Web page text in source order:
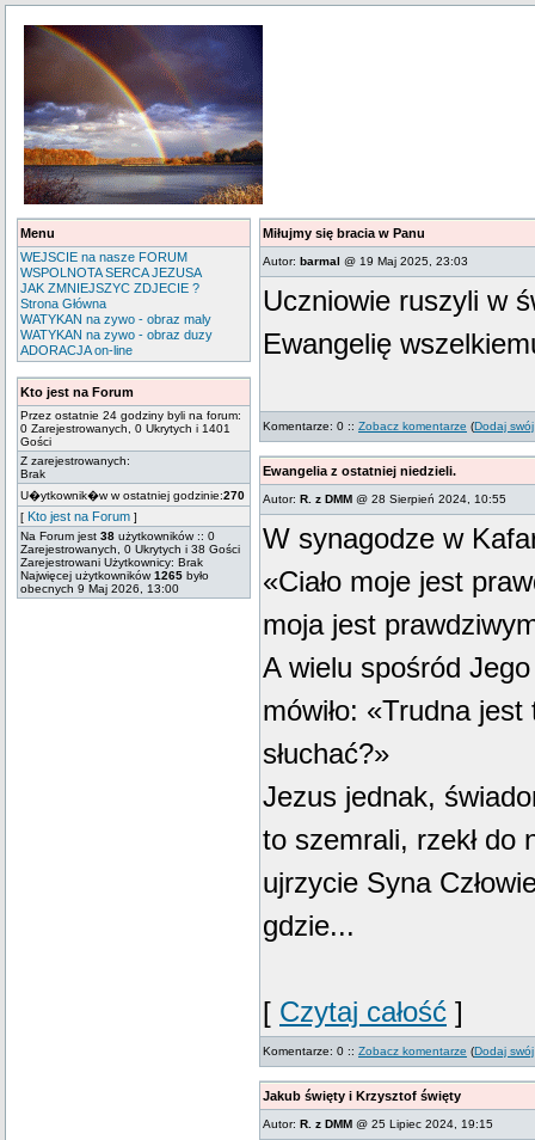
Menu
WEJSCIE na nasze FORUM
WSPOLNOTA SERCA JEZUSA
JAK ZMNIEJSZYC ZDJECIE ?
Strona Główna
WATYKAN na zywo - obraz maly
WATYKAN na zywo - obraz duzy
ADORACJA on-line
Kto jest na Forum
Przez ostatnie 24 godziny byli na forum:
0 Zarejestrowanych, 0 Ukrytych i 1401
Gości
Z zarejestrowanych:
Brak
U�ytkownik�w w ostatniej godzinie:270
[ Kto jest na Forum ]
Na Forum jest 38 użytkowników :: 0
Zarejestrowanych, 0 Ukrytych i 38 Gości
Zarejestrowani Użytkownicy: Brak
Najwięcej użytkowników1265 było
obecnych 9 Maj 2026, 13:00
Miłujmy się bracia w Panu
Autor: barmal @ 19 Maj 2025, 23:03
Uczniowie ruszyli w
Ewangelię
Komentarze: 0 :: Zobacz komentarze (Dodaj
Ewangelia z ostatniej niedzieli.
Autor: R. z DMM @ 28 Sierpień 2024, 10:55
W synagodze w
«Ciało moje jest
moja jest
A wielu spośród
mówiło: «Trudna
słuchać?»
Jezus jednak,
to szemrali, rzekł do
ujrzycie Syna
gdzie...
[ Czytaj całość ]
Komentarze: 0 :: Zobacz komentarze (Dodaj
Jakub święty i Krzysztof święty
Autor: R. z DMM @ 25 Lipiec 2024, 19:15